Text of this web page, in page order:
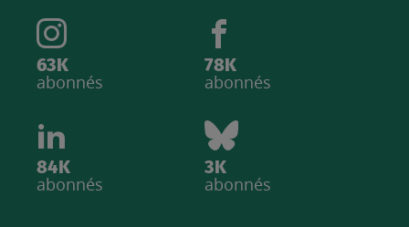
63K
abonnés
78K
abonnés
84K
abonnés
3K
abonnés